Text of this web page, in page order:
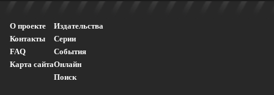
О проекте
Контакты
FAQ
Карта сайта
Издательства
Серии
События
Онлайн
Поиск